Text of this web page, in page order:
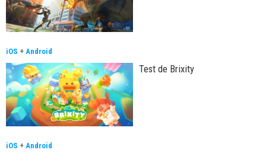
iOS + Android
Test de Brixity
iOS + Android